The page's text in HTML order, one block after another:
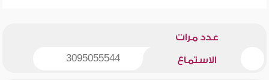
عدد مرات
الاستماع 3095055544